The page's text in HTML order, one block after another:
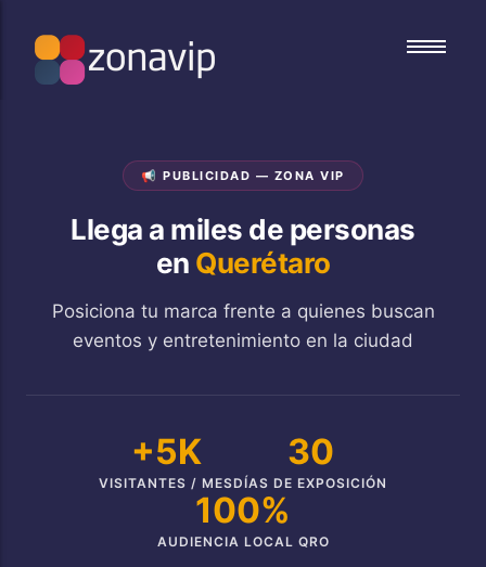
📢 PUBLICIDAD — ZONA VIP
Llega a miles de personas
en Querétaro
Posiciona tu marca frente a quienes buscan
eventos y entretenimiento en la ciudad
+5K
VISITANTES / MES
30
DÍAS DE EXPOSICIÓN
100%
AUDIENCIA LOCAL QRO